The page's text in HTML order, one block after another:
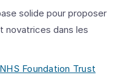
solide pour proposer
novatrices dans les
Foundation Trust